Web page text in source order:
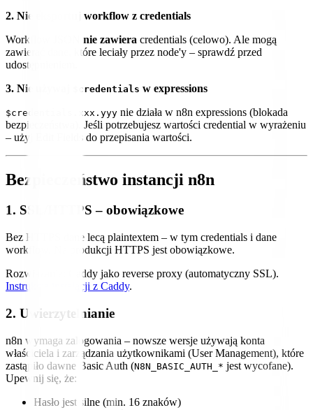
2. Nie eksportuj workflow z credentials
Workflow JSON nie zawiera credentials (celowo). Ale mogą
zawierać dane, które leciały przez node'y – sprawdź przed
udostępnieniem.
3. Nie używaj
$credentials w expressions
$credentials.xxx.yyy nie działa w n8n expressions (blokada
bezpieczeństwa). Jeśli potrzebujesz wartości credential w wyrażeniu
– użyj Edit Fields do przepisania wartości.
Bezpieczeństwo instancji n8n
1. SSL/HTTPS – obowiązkowe
Bez HTTPS dane lecą plaintextem – w tym credentials i dane
workflow. Na produkcji HTTPS jest obowiązkowe.
Rozwiązanie: Caddy jako reverse proxy (automatyczny SSL).
Instrukcja instalacji z Caddy.
2. Uwierzytelnianie
n8n wymaga zalogowania – nowsze wersje używają konta
właściciela i zarządzania użytkownikami (User Management), które
zastąpiło dawne Basic Auth (N8N_BASIC_AUTH_* jest wycofane).
Upewnij się, że:
Hasło jest silne (min. 16 znaków)